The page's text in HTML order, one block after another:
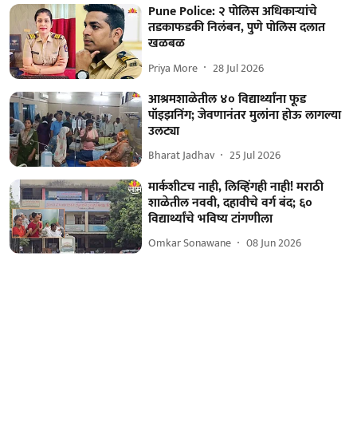
Pune Police: २ पोलिस अधिकाऱ्यांचे
तडकाफडकी निलंबन, पुणे पोलिस दलात
खळबळ
Priya More 28 Jul 2026
आश्रमशाळेतील ४० विद्यार्थ्यांना फूड
पॉइझनिंग; जेवणानंतर मुलांना होऊ लागल्या
उलट्या
Bharat Jadhav 25 Jul 2026
मार्कशीटच नाही, लिव्हिंगही नाही! मराठी
शाळेतील नववी, दहावीचे वर्ग बंद; ६०
विद्यार्थ्यांचे भविष्य टांगणीला
Omkar Sonawane 08 Jun 2026